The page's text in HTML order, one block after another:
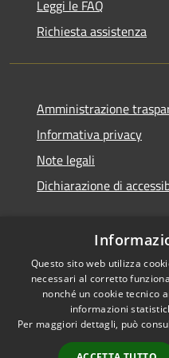
Leggi le FAQ
Richiesta assistenza
Amministrazione
Informativa privacy
Note legali
Dichiarazione di
RSS
Accessibilità
Questo sito web utilizza
necessari al corretto
nonché un cookie tecnico
informazioni
Per maggiori dettagli, può